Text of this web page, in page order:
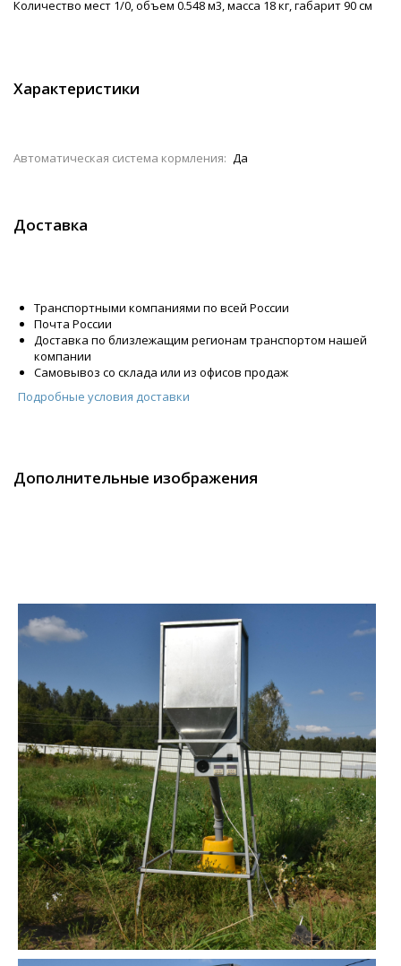
Количество мест 1/0, объем 0.548 м3, масса 18 кг, габарит 90 см
Характеристики
Автоматическая система кормления: Да
Доставка
Транспортными компаниями по всей России
Почта России
Доставка по близлежащим регионам транспортом нашей
компании
Самовывоз со склада или из офисов продаж
Подробные условия доставки
Дополнительные изображения